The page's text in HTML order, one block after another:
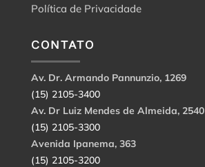
Política de Privacidade
CONTATO
Av. Dr. Armando Pannunzio, 1269
(15) 2105-3400
Av. Dr Luiz Mendes de Almeida, 2540
(15) 2105-3300
Avenida Ipanema, 363
(15) 2105-3200